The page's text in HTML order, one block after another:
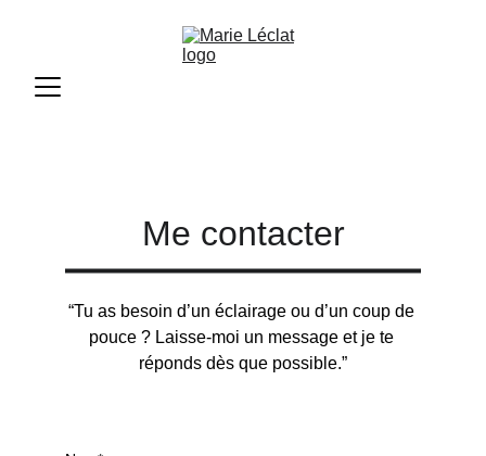
Me contacter
“Tu as besoin d’un éclairage ou d’un coup de
pouce ? Laisse-moi un message et je te
réponds dès que possible.”